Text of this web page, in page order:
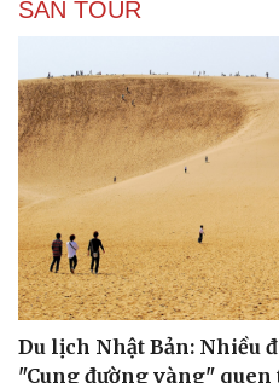
Văn hóa
Sân khấu - Điện ảnh
Văn học
Âm nhạc
Di sản
Khám phá hệ thống
Tham khảo ngay bài viết sau để
hệ thống quảng cáo của SmartAds.
| SmartAds
SĂN TOUR